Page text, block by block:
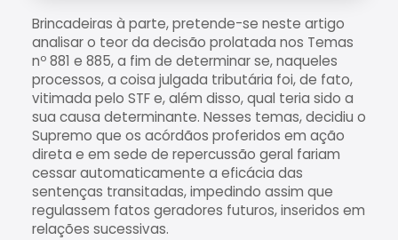
Brincadeiras à parte, pretende-se neste artigo
analisar o teor da decisão prolatada nos Temas
nº 881 e 885, a fim de determinar se, naqueles
processos, a coisa julgada tributária foi, de fato,
vitimada pelo STF e, além disso, qual teria sido a
sua causa determinante. Nesses temas, decidiu o
Supremo que os acórdãos proferidos em ação
direta e em sede de repercussão geral fariam
cessar automaticamente a eficácia das
sentenças transitadas, impedindo assim que
regulassem fatos geradores futuros, inseridos em
relações sucessivas.